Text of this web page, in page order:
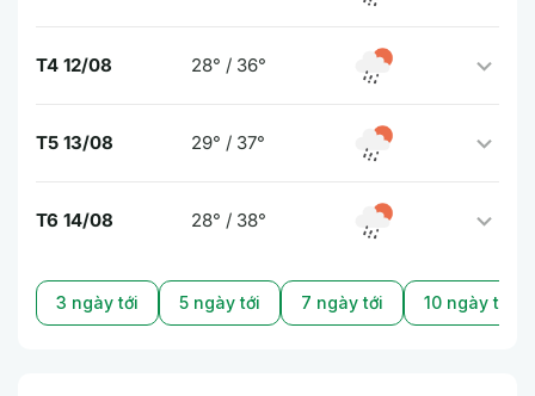
T4 12/08 28° / 36°
T5 13/08 29° / 37°
T6 14/08 28° / 38°
3 ngày tới 5 ngày tới 7 ngày tới 10 ngày tới